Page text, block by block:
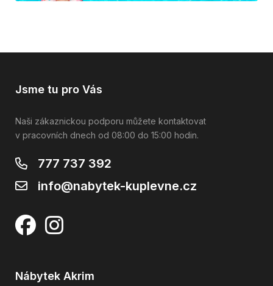
Jsme tu pro Vás
Naši zákaznickou podporu můžete kontaktovat
v pracovních dnech od 08:00 do 15:00 hodin.
777 737 392
info@nabytek-kuplevne.cz
Nábytek Akrim